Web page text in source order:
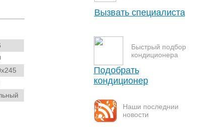
Вызвать специалиста
нажмите “отправить”. В ближайшее
время с Вами свяжется специалист
нашей компании для уточнения
Ваших пожеланий и времени выезда.
Ваше имя:
Адрес:
Телефон:
Текст с картинки:
Быстрый подбор
кондиционера
Подобрать
кондиционер
Наши последнии
новости